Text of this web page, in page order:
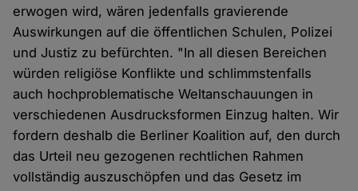
erwogen wird, wären jedenfalls gravierende
Auswirkungen auf die öffentlichen Schulen, Polizei
und Justiz zu befürchten. "In all diesen Bereichen
würden religiöse Konflikte und schlimmstenfalls
auch hochproblematische Weltanschauungen in
verschiedenen Ausdrucksformen Einzug halten. Wir
fordern deshalb die Berliner Koalition auf, den durch
das Urteil neu gezogenen rechtlichen Rahmen
vollständig auszuschöpfen und das Gesetz im